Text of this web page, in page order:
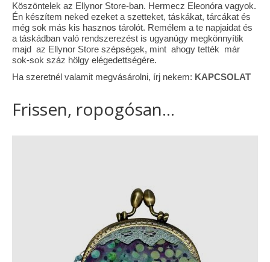
Köszöntelek az Ellynor Store-ban. Hermecz Eleonóra vagyok.
Én készítem neked ezeket a szetteket, táskákat, tárcákat és
még sok más kis hasznos tárolót. Remélem a te napjaidat és
a táskádban való rendszerezést is ugyanúgy megkönnyítik
majd az Ellynor Store szépségek, mint ahogy tették már
sok-sok száz hölgy elégedettségére.
Ha szeretnél valamit megvásárolni, írj nekem: KAPCSOLAT
Frissen, ropogósan...